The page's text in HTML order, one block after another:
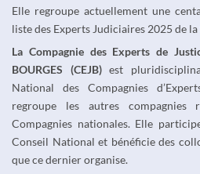
Elle regroupe actuellement une
liste des Experts Judiciaires 2025 de
La Compagnie des Experts de
BOURGES (CEJB)est
National des Compagnies
regroupe les autres compagnies
Compagnies nationales. Elle
Conseil National et bénéficie des
que ce dernier organise.